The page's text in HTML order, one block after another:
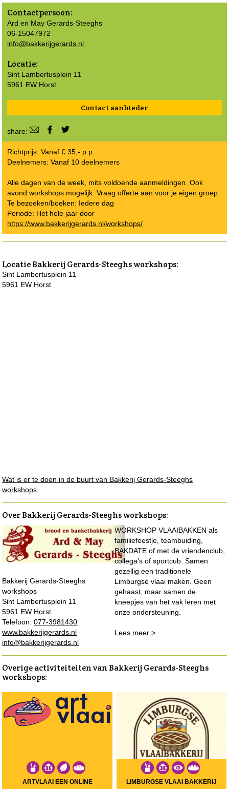
Contactpersoon:
Ard en May Gerards-Steeghs
06-15047972
info@bakkerijgerards.nl
Locatie:
Sint Lambertusplein 11
5961 EW Horst
Contact aanbieder
share:
Richtprijs: Vanaf € 35,- p.p.
Deelnemers: Vanaf 10 deelnemers
Alle dagen van de week, mits voldoende aanmeldingen. Ook
avond workshops mogelijk. Vraag offerte aan voor je eigen groep.
Te bezoeken/boeken: Iedere dag
Periode: Het hele jaar door
https://www.bakkerijgerards.nl/workshops/
LocatieBakkerij Gerards-Steeghs workshops:
Sint Lambertusplein 11
5961 EW Horst
Wat is er te doen in de buurt van Bakkerij Gerards-Steeghs
workshops
Over Bakkerij Gerards-Steeghs workshops:
Bakkerij Gerards-Steeghs
workshops
Sint Lambertusplein 11
5961 EW Horst
Telefoon:077-3981430
www.bakkerijgerards.nl
info@bakkerijgerards.nl
WORKSHOP VLAAIBAKKEN als
familiefeestje, teambuiding,
BAKDATE of met de vriendenclub,
collega's of sportcub. Samen
gezellig een traditionele
Limburgse vlaai maken. Geen
gehaast, maar samen de
kneepjes van het vak leren met
onze ondersteuning.
Lees meer >
Overige activiteiteiten van Bakkerij Gerards-Steeghs
workshops:
ARTVLAAI EEN ONLINE
LIMBURGSE VLAAI BAKKERIJ